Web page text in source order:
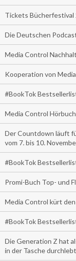
Tickets Bücherfestival
Die Deutschen
Media Control
Kooperation von
#BookTok
Media Control
Der Countdown läuft
vom 7. bis 10.
#BookTok
Promi-Buch Top- und
Media Control kürt
#BookTok
Die Generation Z hat
in der Tasche durchlebt